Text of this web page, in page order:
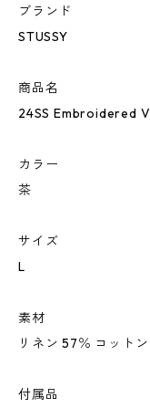
ブランド
STUSSY
商品名
24SS Embroidered
カラー
茶
サイズ
L
素材
リネン 57％ コットン
付属品